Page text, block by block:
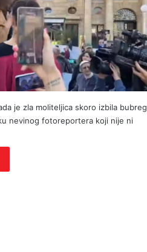
je zla moliteljica skoro izbila
nevinog fotoreportera koji nije ni